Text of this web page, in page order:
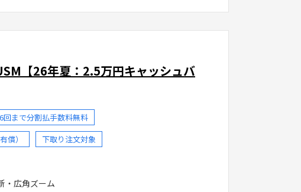
【26年夏：2.5万円キャッシュバ
回まで分割払手数料無料
償）
下取り注文対象
・広角ズーム